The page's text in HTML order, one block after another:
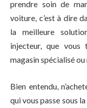
prendre soin de
voiture, c’est à dire
la meilleure
injecteur, que vous
magasin spécialisé
Bien entendu,
qui vous passe sous